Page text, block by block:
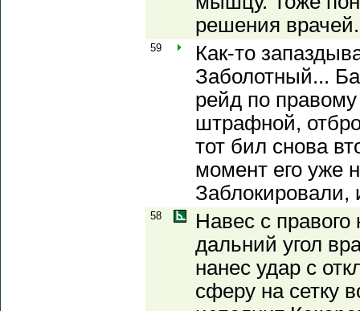
решения врачей.
59
Как-то
Заболотный...
рейд по
штрафной,
тот бил снова
момент его уже
Заблокировали,
58
Навес с
дальний угол
нанес удар с
сферу на сетку